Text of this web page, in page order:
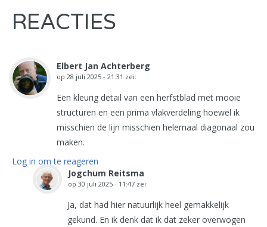
REACTIES
Elbert Jan Achterberg
op 28 juli 2025 - 21:31 zei:
Een kleurig detail van een herfstblad met mooie
structuren en een prima vlakverdeling hoewel ik
misschien de lijn misschien helemaal diagonaal zou
maken.
Log in om te reageren
Jogchum Reitsma
op 30 juli 2025 - 11:47 zei:
Ja, dat had hier natuurlijk heel gemakkelijk
gekund. En ik denk dat ik dat zeker overwogen